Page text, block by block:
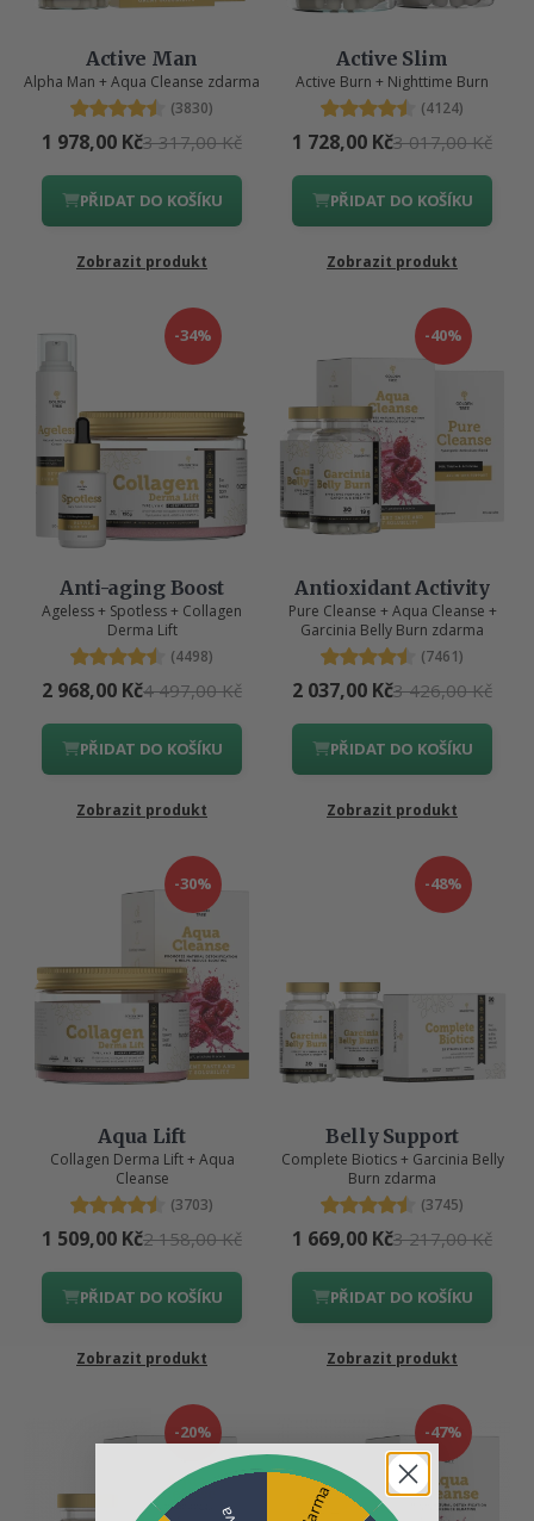
Active Man
Alpha Man + Aqua Cleanse zdarma
(3830)
1 978,00 Kč3 317,00 Kč
PŘIDAT DO KOŠÍKU
Zobrazit produkt
Active Slim
Active Burn + Nighttime Burn
(4124)
1 728,00 Kč3 017,00 Kč
PŘIDAT DO KOŠÍKU
Zobrazit produkt
-34%
Anti-aging Boost
Ageless + Spotless + Collagen
Derma Lift
(4498)
2 968,00 Kč4 497,00 Kč
PŘIDAT DO KOŠÍKU
Zobrazit produkt
-40%
Antioxidant Activity
Pure Cleanse + Aqua Cleanse +
Garcinia Belly Burn zdarma
(7461)
2 037,00 Kč3 426,00 Kč
PŘIDAT DO KOŠÍKU
Zobrazit produkt
-30%
Aqua Lift
Collagen Derma Lift + Aqua
Cleanse
(3703)
1 509,00 Kč2 158,00 Kč
PŘIDAT DO KOŠÍKU
Zobrazit produkt
-48%
Belly Support
Complete Biotics + Garcinia Belly
Burn zdarma
(3745)
1 669,00 Kč3 217,00 Kč
PŘIDAT DO KOŠÍKU
Zobrazit produkt
-20% -47%